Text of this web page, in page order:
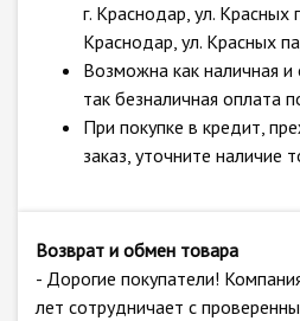
г. Краснодар, ул. Красных
Краснодар, ул. Красных
Возможна как наличная
так безналичная оплата
При покупке в кредит,
заказ, уточните наличие
Возврат и обмен товара
- Дорогие покупатели!
лет сотрудничает с